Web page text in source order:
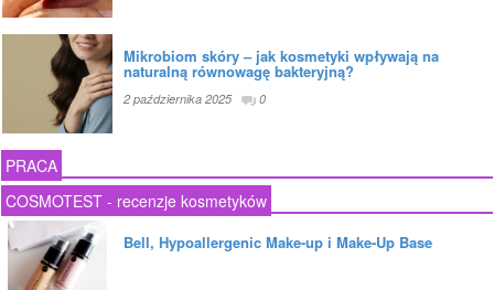
Mikrobiom skóry – jak kosmetyki wpływają na
naturalną równowagę bakteryjną?
2 października 2025 0
PRACA
COSMOTEST - recenzje kosmetyków
Bell, Hypoallergenic Make-up i Make-Up Base